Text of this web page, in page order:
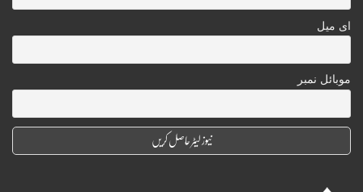
ای میل
موبائل نمبر